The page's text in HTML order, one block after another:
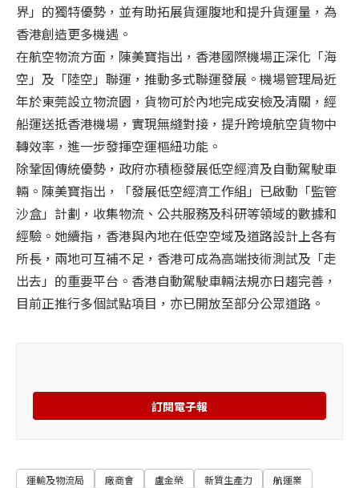
界」的獨特優勢，並有助拓展貨運腹地和提升貨運量，為
香港創造更多機遇。
在航空物流方面，陳美寶指出，香港國際機場正深化「海
空」及「陸空」聯運，推動多式聯運發展。機場管理局近
年於東莞設立物流園，貨物可於內地完成安檢及清關，經
船運送抵香港機場，實現無縫對接，提升跨境航空貨物中
轉效率，進一步發揮空運樞紐功能。
除鞏固傳統優勢，政府亦積極發展低空經濟及自動駕駛車
輛。陳美寶指出，「發展低空經濟工作組」已啟動「監管
沙盒」計劃，收集物流、公共服務及科研等領域的數據和
經驗。她續指，香港與內地在低空空域及道路設計上各有
所長，兩地可互補不足，香港可成為高端技術測試及「走
出去」的重要平台。香港自動駕駛車輛法規亦日趨完善，
目前正推行多個試點項目，亦已開放至部分公眾道路。
訂閱電子報
運輸及物流局 廠商會 盧金榮 新質生產力
航運業